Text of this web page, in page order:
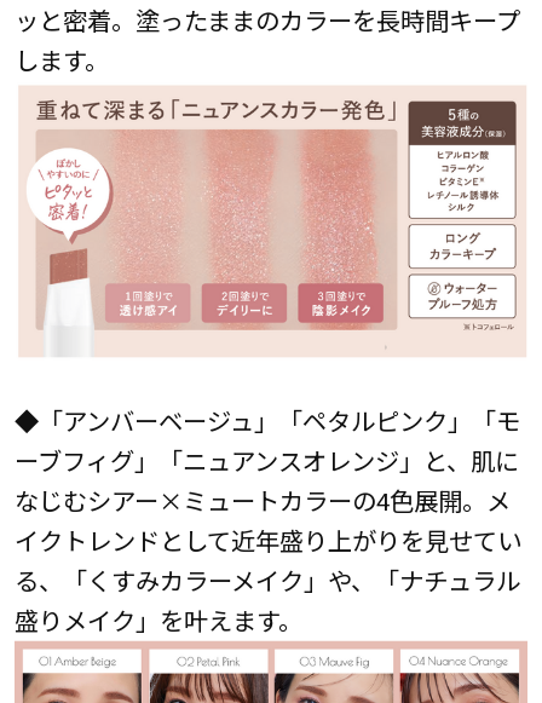
ッと密着。塗ったままのカラーを長時間キープ
します。
◆「アンバーベージュ」「ペタルピンク」「モ
ーブフィグ」「ニュアンスオレンジ」と、肌に
なじむシアー×ミュートカラーの4色展開。メ
イクトレンドとして近年盛り上がりを見せてい
る、「くすみカラーメイク」や、「ナチュラル
盛りメイク」を叶えます。